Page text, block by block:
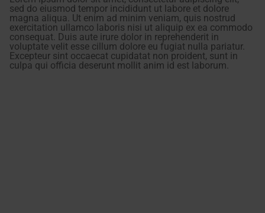
sed do eiusmod tempor incididunt ut labore et dolore
magna aliqua. Ut enim ad minim veniam, quis nostrud
exercitation ullamco laboris nisi ut aliquip ex ea commodo
consequat. Duis aute irure dolor in reprehenderit in
voluptate velit esse cillum dolore eu fugiat nulla pariatur.
Excepteur sint occaecat cupidatat non proident, sunt in
culpa qui officia deserunt mollit anim id est laborum.